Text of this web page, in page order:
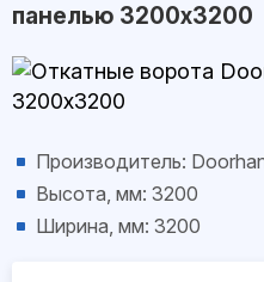
панелью 3200x3200
Производитель:
Высота, мм: 3200
Ширина, мм: 3200